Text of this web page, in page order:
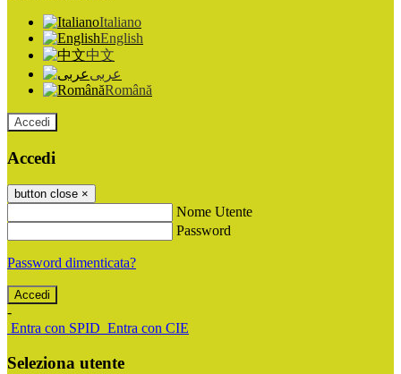
Italiano
English
中文
عربى
Română
Accedi
Accedi
button close ×
Nome Utente
Password
Password dimenticata?
-
Entra con SPID Entra con CIE
Seleziona utente